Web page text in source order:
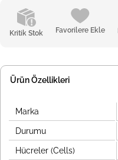
Kritik Stok Favorilere Ekle
Ürün Özellikleri
Marka
Durumu
Hücreler (Cells)